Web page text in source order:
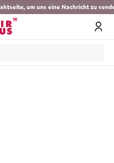
um uns eine Nachricht zu